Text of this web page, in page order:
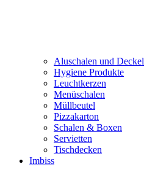
Aluschalen und Deckel
Hygiene Produkte
Leuchtkerzen
Menüschalen
Müllbeutel
Pizzakarton
Schalen & Boxen
Servietten
Tischdecken
Imbiss